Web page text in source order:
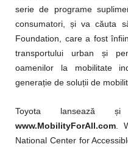
serie de programe
consumatori, și va căuta
Foundation, care a fost
transportului urban și
oamenilor la mobilitate
generație de soluții de
Toyota
www.MobilityForAll.com .
National Center for